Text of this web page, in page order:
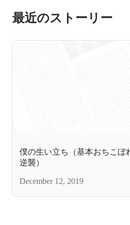
最近のストーリー
僕の生い立ち（基本おちこぼ
逆襲）
December 12, 2019